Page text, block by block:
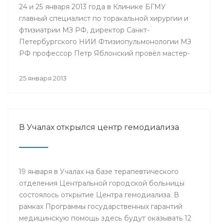
24 и 25 января 2013 года в Клинике БГМУ
главный специалист по торакальной хирургии и
фтизиатрии МЗ РФ, директор Санкт-
Петербургского НИИ Фтизиопульмонологии МЗ
РФ профессор Петр Яблонский провёл мастер-
доступы в торакальной хирургии». С новыми
ординаторы, интерны и студенты старших
25 января 2013
В Учалах открылся центр гемодиализа
19 января в Учалах на базе терапевтического
отделения Центральной городской больницы
состоялось открытие Центра гемодиализа. В
рамках Программы государственных гарантий
медицинскую помощь здесь будут оказывать 12